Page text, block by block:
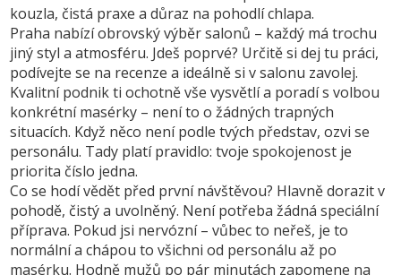
kouzla, čistá praxe a důraz na pohodlí chlapa.
Praha nabízí obrovský výběr salonů – každý má trochu
jiný styl a atmosféru. Jdeš poprvé? Určitě si dej tu práci,
podívejte se na recenze a ideálně si v salonu zavolej.
Kvalitní podnik ti ochotně vše vysvětlí a poradí s volbou
konkrétní masérky – není to o žádných trapných
situacích. Když něco není podle tvých představ, ozvi se
personálu. Tady platí pravidlo: tvoje spokojenost je
priorita číslo jedna.
Co se hodí vědět před první návštěvou? Hlavně dorazit v
pohodě, čistý a uvolněný. Není potřeba žádná speciální
příprava. Pokud jsi nervózní – vůbec to neřeš, je to
normální a chápou to všichni od personálu až po
masérku. Hodně mužů po pár minutách zapomene na